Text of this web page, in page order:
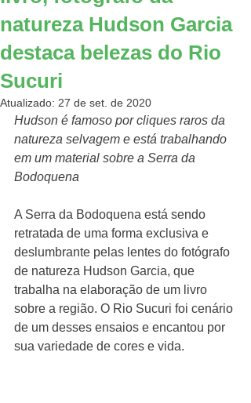
natureza Hudson Garcia
destaca belezas do Rio
Sucuri
Atualizado: 27 de set. de 2020
Hudson é famoso por cliques raros da
natureza selvagem e está trabalhando
em um material sobre a Serra da
Bodoquena
A Serra da Bodoquena está sendo
retratada de uma forma exclusiva e
deslumbrante pelas lentes do fotógrafo
de natureza Hudson Garcia, que
trabalha na elaboração de um livro
sobre a região. O Rio Sucuri foi cenário
de um desses ensaios e encantou por
sua variedade de cores e vida.